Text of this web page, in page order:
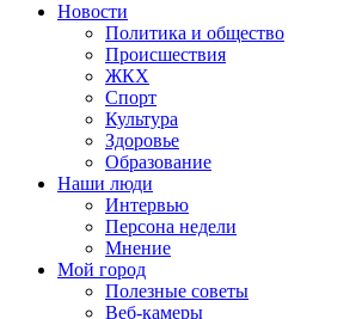
Новости
Политика и общество
Происшествия
ЖКХ
Спорт
Культура
Здоровье
Образование
Наши люди
Интервью
Персона недели
Мнение
Мой город
Полезные советы
Веб-камеры